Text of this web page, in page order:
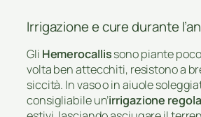
Irrigazione e cure durante
Gli Hemerocallissono piante
volta ben attecchiti, resistono a
siccità. In vaso o in aiuole
consigliabile un’irrigazione